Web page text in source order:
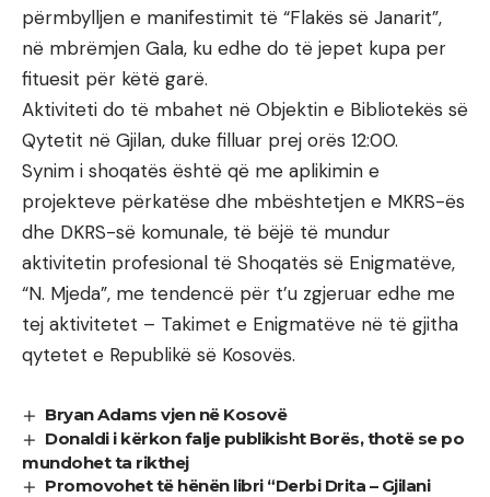
përmbylljen e manifestimit të “Flakës së Janarit”,
në mbrëmjen Gala, ku edhe do të jepet kupa per
fituesit për këtë garë.
Aktiviteti do të mbahet në Objektin e Bibliotekës së
Qytetit në Gjilan, duke filluar prej orës 12:00.
Synim i shoqatës është që me aplikimin e
projekteve përkatëse dhe mbështetjen e MKRS-ës
dhe DKRS-së komunale, të bëjë të mundur
aktivitetin profesional të Shoqatës së Enigmatëve,
“N. Mjeda”, me tendencë për t’u zgjeruar edhe me
tej aktivitetet – Takimet e Enigmatëve në të gjitha
qytetet e Republikë së Kosovës.
Bryan Adams vjen në Kosovë
Donaldi i kërkon falje publikisht Borës, thotë se po
mundohet ta rikthej
Promovohet të hënën libri “Derbi Drita – Gjilani